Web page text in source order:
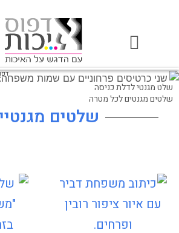
שלטים
שלט מגנטי לדלת כניסה
שלטים מגנטים לכל מטרה